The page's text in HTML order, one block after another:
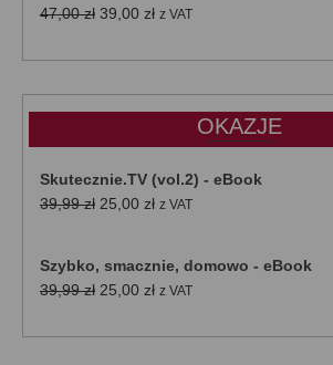
47,00zł Pierwotna
wynosiła:
39,00 złAktualna
wynosi:
z VAT
OKAZJE
Skutecznie.TV (vol.2) - eBook
39,99zł Pierwotna
39,99 zł.
25,00 złAktualna
25,00 zł.
z VAT
Szybko, smacznie, domowo - eBook
39,99zł Pierwotna
wynosiła:
25,00 złAktualna
wynosi:
z VAT